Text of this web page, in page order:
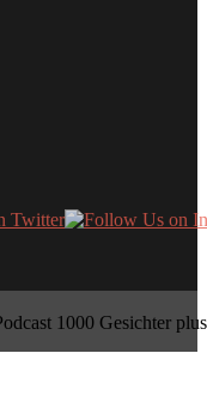
1000 Gesichter